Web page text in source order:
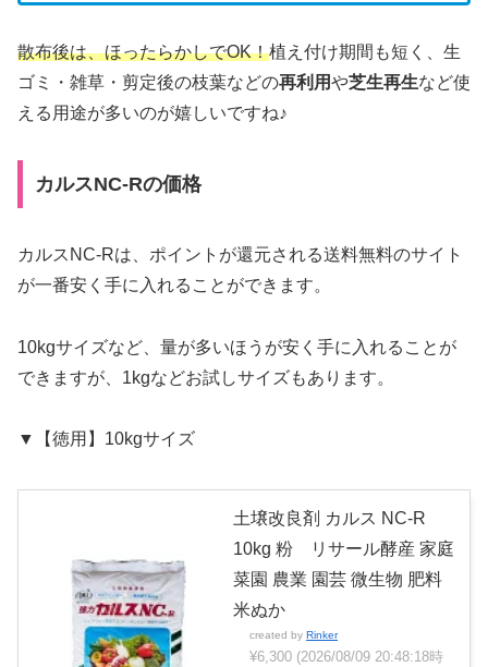
散布後は、ほったらかしでOK！植え付け期間も短く、生
ゴミ・雑草・剪定後の枝葉などの再利用や芝生再生など使
える用途が多いのが嬉しいですね♪
カルスNC-Rの価格
カルスNC-Rは、ポイントが還元される送料無料のサイト
が一番安く手に入れることができます。
10kgサイズなど、量が多いほうが安く手に入れることが
できますが、1kgなどお試しサイズもあります。
▼【徳用】10kgサイズ
土壌改良剤 カルス NC-R
10kg 粉 リサール酵産 家庭
菜園 農業 園芸 微生物 肥料
米ぬか
created by Rinker
¥6,300 (2026/08/09 20:48:18時